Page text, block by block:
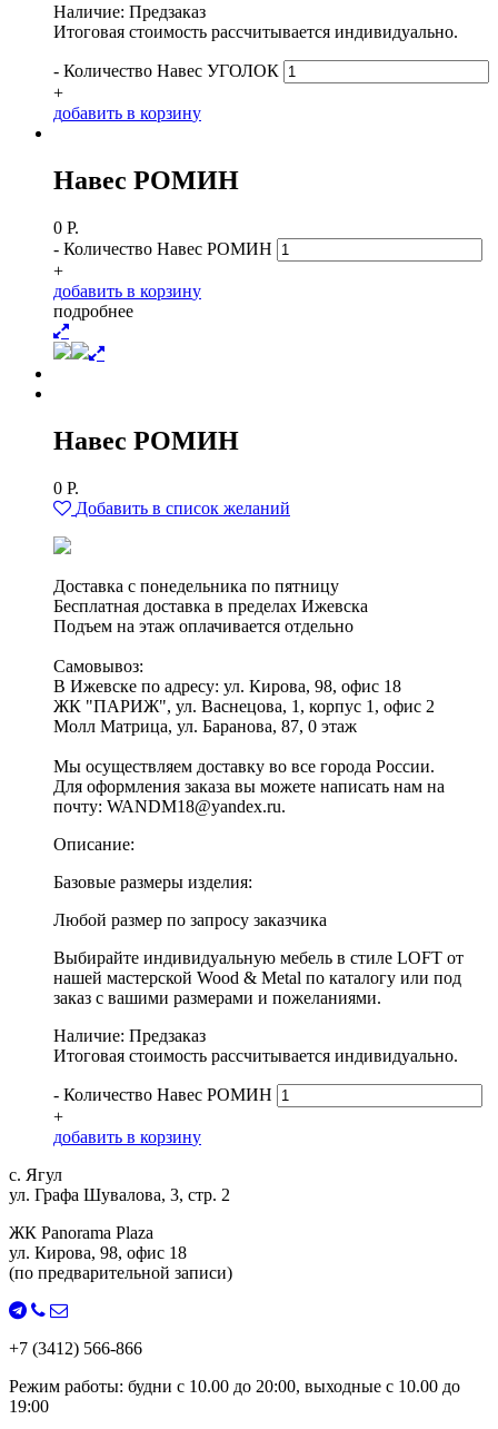
Наличие: Предзаказ
Итоговая стоимость рассчитывается индивидуально.
- Количество Навес УГОЛОК
+
добавить в корзину
Навес РОМИН
0 Р.
- Количество Навес РОМИН
+
добавить в корзину
подробнее
Навес РОМИН
0 Р.
Добавить в список желаний
Доставка с понедельника по пятницу
Бесплатная доставка в пределах Ижевска
Подъем на этаж оплачивается отдельно
Самовывоз:
В Ижевске по адресу: ул. Кирова, 98, офис 18
ЖК "ПАРИЖ", ул. Васнецова, 1, корпус 1, офис 2
Молл Матрица, ул. Баранова, 87, 0 этаж
Мы осуществляем доставку во все города России.
Для оформления заказа вы можете написать нам на
почту: WANDM18@yandex.ru.
Описание:
Базовые размеры изделия:
Любой размер по запросу заказчика
Выбирайте индивидуальную мебель в стиле LOFT от
нашей мастерской Wood & Metal по каталогу или под
заказ с вашими размерами и пожеланиями.
Наличие: Предзаказ
Итоговая стоимость рассчитывается индивидуально.
- Количество Навес РОМИН
+
добавить в корзину
с. Ягул
ул. Графа Шувалова, 3, стр. 2
ЖК Panorama Plaza
ул. Кирова, 98, офис 18
(по предварительной записи)
+7 (3412) 566-866
Режим работы: будни с 10.00 до 20:00, выходные с 10.00 до
19:00